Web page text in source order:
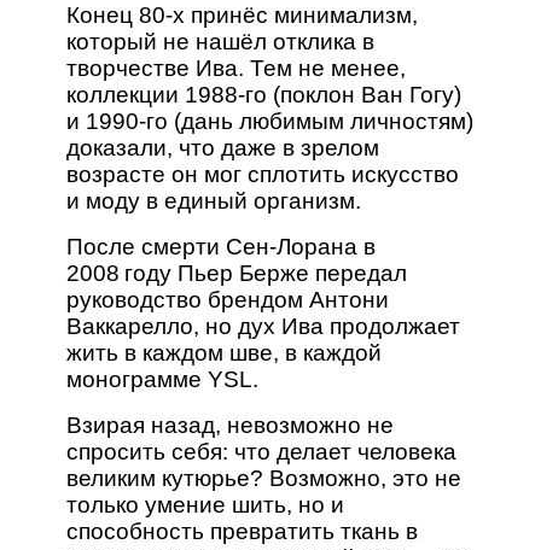
Конец 80‑х принёс минимализм,
который не нашёл отклика в
творчестве Ива. Тем не менее,
коллекции 1988‑го (поклон Ван Гогу)
и 1990‑го (дань любимым личностям)
доказали, что даже в зрелом
возрасте он мог сплотить искусство
и моду в единый организм.
После смерти Сен-Лорана в
2008 году Пьер Берже передал
руководство брендом Антони
Ваккарелло, но дух Ива продолжает
жить в каждом шве, в каждой
монограмме YSL.
Взирая назад, невозможно не
спросить себя: что делает человека
великим кутюрье? Возможно, это не
только умение шить, но и
способность превратить ткань в